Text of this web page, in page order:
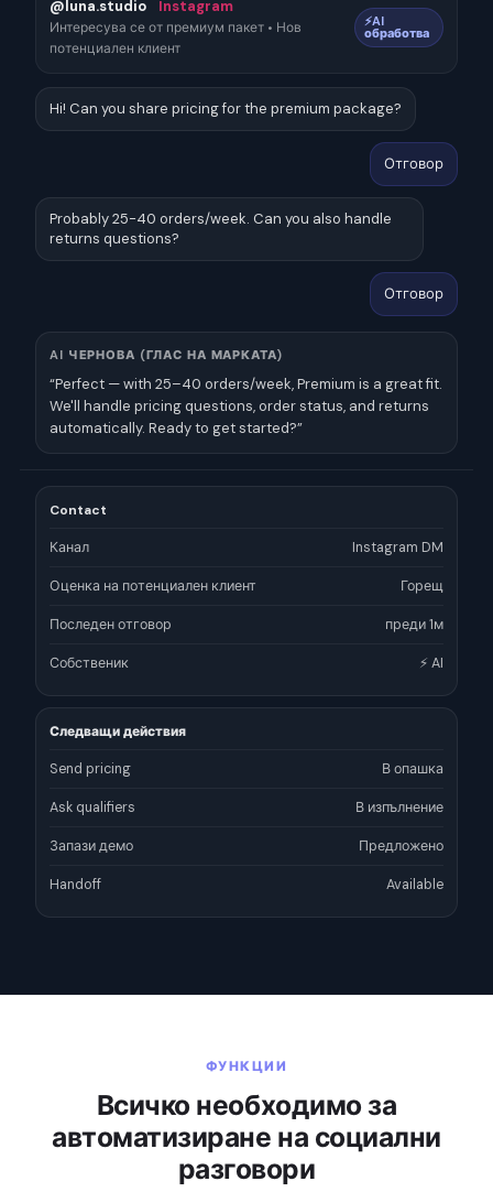
@luna.studio Instagram
Интересува се от премиум пакет • Нов
потенциален клиент
⚡AI
обработва
Hi! Can you share pricing for the premium package?
Отговор
Probably 25-40 orders/week. Can you also handle
returns questions?
Отговор
AI ЧЕРНОВА (ГЛАС НА МАРКАТА)
“Perfect — with 25–40 orders/week, Premium is a great fit.
We'll handle pricing questions, order status, and returns
automatically. Ready to get started?”
Contact
Канал Instagram DM
Оценка на потенциален клиент Горещ
Последен отговор преди 1м
Собственик ⚡ AI
Следващи действия
Send pricing В опашка
Ask qualifiers В изпълнение
Запази демо Предложено
Handoff Available
ФУНКЦИИ
Всичко необходимо за
автоматизиране на социални
разговори